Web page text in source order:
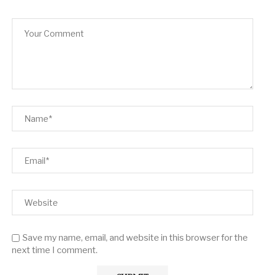
Save my name, email, and website in this browser for the
next time I comment.